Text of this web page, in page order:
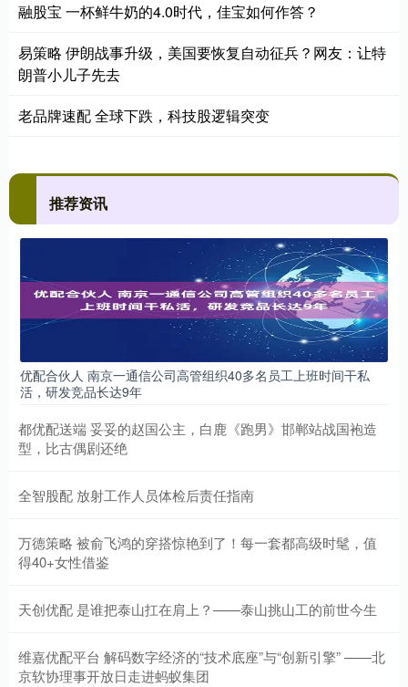
融股宝 一杯鲜牛奶的4.0时代，佳宝如何作答？
易策略 伊朗战事升级，美国要恢复自动征兵？网友：让特
朗普小儿子先去
老品牌速配 全球下跌，科技股逻辑突变
推荐资讯
优配合伙人 南京一通信公司高管组织40多名员工上班时间干私
活，研发竞品长达9年
都优配送端 妥妥的赵国公主，白鹿《跑男》邯郸站战国袍造
型，比古偶剧还绝
全智股配 放射工作人员体检后责任指南
万德策略 被俞飞鸿的穿搭惊艳到了！每一套都高级时髦，值
得40+女性借鉴
天创优配 是谁把泰山扛在肩上？——泰山挑山工的前世今生
维嘉优配平台 解码数字经济的“技术底座”与“创新引擎” ——北
京软协理事开放日走进蚂蚁集团